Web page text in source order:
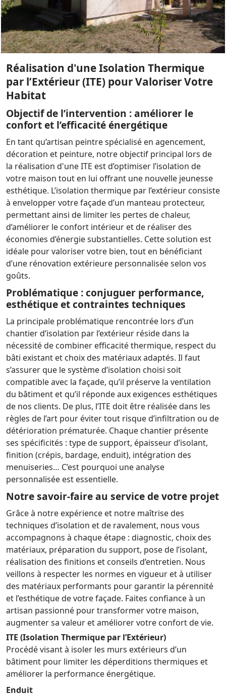
Réalisation d'une Isolation Thermique
par l’Extérieur (ITE) pour Valoriser Votre
Habitat
Objectif de l’intervention : améliorer le
confort et l’efficacité énergétique
En tant qu’artisan peintre spécialisé en agencement,
décoration et peinture, notre objectif principal lors de
la réalisation d'une ITE est d’optimiser l’isolation de
votre maison tout en lui offrant une nouvelle jeunesse
esthétique. L’isolation thermique par l’extérieur consiste
à envelopper votre façade d’un manteau protecteur,
permettant ainsi de limiter les pertes de chaleur,
d’améliorer le confort intérieur et de réaliser des
économies d’énergie substantielles. Cette solution est
idéale pour valoriser votre bien, tout en bénéficiant
d’une rénovation extérieure personnalisée selon vos
goûts.
Problématique : conjuguer performance,
esthétique et contraintes techniques
La principale problématique rencontrée lors d’un
chantier d’isolation par l’extérieur réside dans la
nécessité de combiner efficacité thermique, respect du
bâti existant et choix des matériaux adaptés. Il faut
s’assurer que le système d’isolation choisi soit
compatible avec la façade, qu’il préserve la ventilation
du bâtiment et qu’il réponde aux exigences esthétiques
de nos clients. De plus, l’ITE doit être réalisée dans les
règles de l’art pour éviter tout risque d’infiltration ou de
détérioration prématurée. Chaque chantier présente
ses spécificités : type de support, épaisseur d’isolant,
finition (crépis, bardage, enduit), intégration des
menuiseries… C’est pourquoi une analyse
personnalisée est essentielle.
Notre savoir-faire au service de votre projet
Grâce à notre expérience et notre maîtrise des
techniques d’isolation et de ravalement, nous vous
accompagnons à chaque étape : diagnostic, choix des
matériaux, préparation du support, pose de l’isolant,
réalisation des finitions et conseils d’entretien. Nous
veillons à respecter les normes en vigueur et à utiliser
des matériaux performants pour garantir la pérennité
et l’esthétique de votre façade. Faites confiance à un
artisan passionné pour transformer votre maison,
augmenter sa valeur et améliorer votre confort de vie.
ITE (Isolation Thermique par l’Extérieur)
Procédé visant à isoler les murs extérieurs d’un
bâtiment pour limiter les déperditions thermiques et
améliorer la performance énergétique.
Enduit